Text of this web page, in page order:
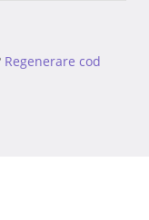
Regenerare cod